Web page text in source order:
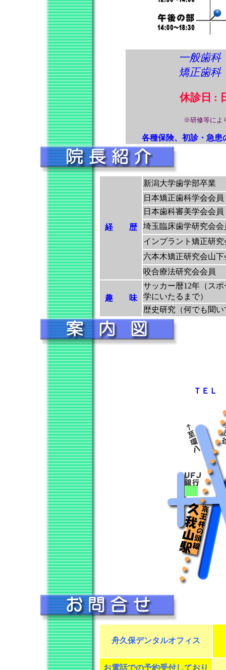
一般歯科
矯正歯科
休診日 :
※研修等によ
各種保険、初診・急患
経 歴
新潟大学歯学部卒業
日本矯正歯科学会会員
日本歯科審美学会会員
埼玉臨床歯学研究会会
インプラント矯正研究
六本木矯正研究会山下
咬合療法研究会会員
趣 味
サッカー暦12年（ス
学にいたるまで）
歴史研究（何でも聞
ＴＥＬ
舟久保デンタルオフィス
お電話での予約受付しており